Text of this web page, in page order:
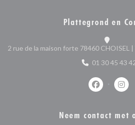
Plattegrond en
2 rue de la maison forte 78460 CHOISEL |
01 30 45 43
Facebook
Neem contact met